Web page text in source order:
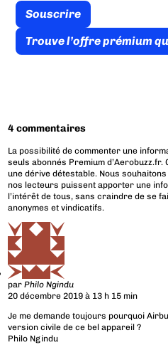
Souscrire
Trouve l’offre prémium
4 commentaires
La possibilité de commenter une
seuls abonnés Premium
une dérive détestable. Nous
nos lecteurs puissent apporter une
l’intérêt de tous, sans craindre de se
anonymes et vindicatifs.
parPhilo Ngindu
20 décembre 2019 à 13 h 15 min
Je me demande toujours pourquoi
version civile de ce bel appareil ?
Philo Ngindu